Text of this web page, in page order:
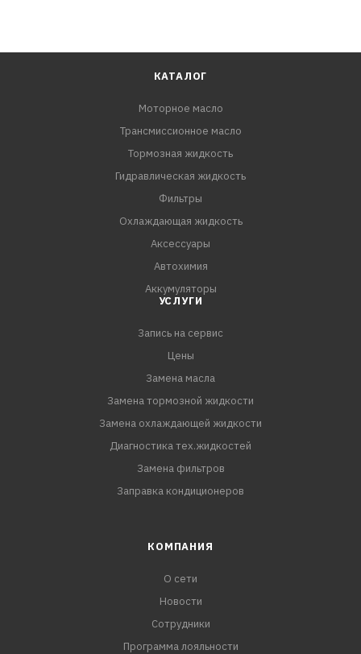
КАТАЛОГ
Моторное масло
Трансмиссионное масло
Тормозная жидкость
Гидравлическая жидкость
Фильтры
Охлаждающая жидкость
Аксессуары
Автохимия
Аккумуляторы
УСЛУГИ
Запись на сервис
Цены
Замена масла
Замена тормозной жидкости
Замена охлаждающей жидкости
Диагностика тех.жидкостей
Замена фильтров
Заправка кондиционеров
КОМПАНИЯ
О сети
Новости
Сотрудники
Программа лояльности